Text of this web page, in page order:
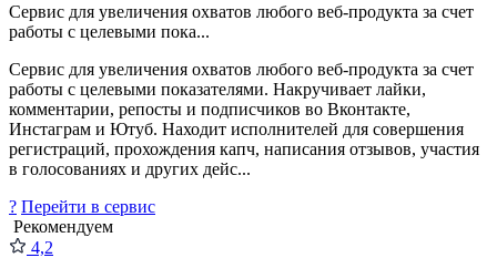
Сервис для увеличения охватов любого веб-продукта за счет
работы с целевыми пока...
Сервис для увеличения охватов любого веб-продукта за счет
работы с целевыми показателями. Накручивает лайки,
комментарии, репосты и подписчиков во Вконтакте,
Инстаграм и Ютуб. Находит исполнителей для совершения
регистраций, прохождения капч, написания отзывов, участия
в голосованиях и других дейс...
? Перейти в сервис
Рекомендуем
4,2